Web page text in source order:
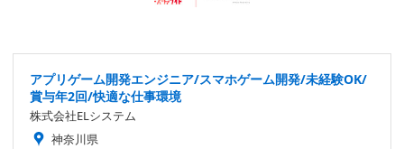
アプリゲーム開発エンジニア/スマホゲーム開発/未経験OK/
賞与年2回/快適な仕事環境
株式会社ELシステム
神奈川県